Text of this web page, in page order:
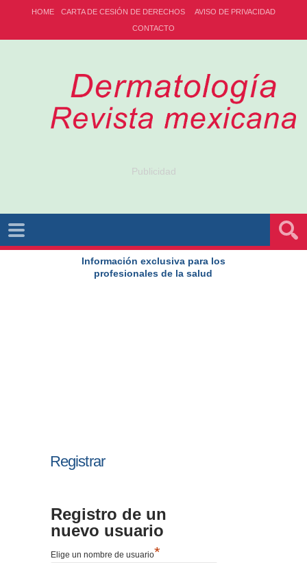
HOME CARTA DE CESIÓN DE DERECHOS
AVISO DE PRIVACIDAD
CONTACTO
Publicidad
Información exclusiva para los
profesionales de la salud
Registrar
Registro de un
nuevo usuario
Elige un nombre de usuario*